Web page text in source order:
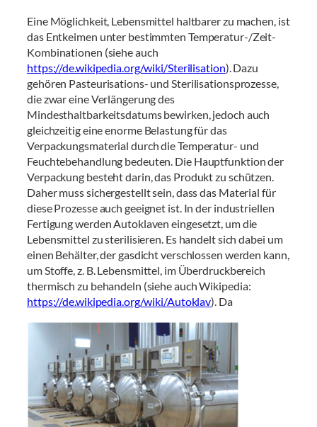
Eine Möglichkeit, Lebensmittel haltbarer zu machen, ist
das Entkeimen unter bestimmten Temperatur-/Zeit-
Kombinationen (siehe auch
https://de.wikipedia.org/wiki/Sterilisation). Dazu
gehören Pasteurisations- und Sterilisationsprozesse,
die zwar eine Verlängerung des
Mindesthaltbarkeitsdatums bewirken, jedoch auch
gleichzeitig eine enorme Belastung für das
Verpackungsmaterial durch die Temperatur- und
Feuchtebehandlung bedeuten. Die Hauptfunktion der
Verpackung besteht darin, das Produkt zu schützen.
Daher muss sichergestellt sein, dass das Material für
diese Prozesse auch geeignet ist. In der industriellen
Fertigung werden Autoklaven eingesetzt, um die
Lebensmittel zu sterilisieren. Es handelt sich dabei um
einen Behälter, der gasdicht verschlossen werden kann,
um Stoffe, z. B. Lebensmittel, im Überdruckbereich
thermisch zu behandeln (siehe auch Wikipedia:
https://de.wikipedia.org/wiki/Autoklav). Da